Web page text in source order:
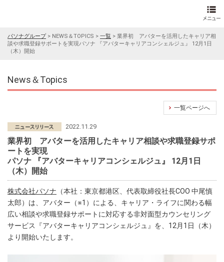
パソナグループ> NEWS＆TOPICS > 一覧 > 業界初 アバターを活用したキャリア相
談や求職登録サポートを実現パソナ 『アバターキャリアコンシェルジュ』 12月1日
（木）開始
News＆Topics
一覧ページへ
2022.11.29
業界初 アバターを活用したキャリア相談や求職登録サポ
ートを実現
パソナ 『アバターキャリアコンシェルジュ』 12月1日
（木）開始
株式会社パソナ （本社：東京都港区、代表取締役社長COO 中尾慎
太郎）は、アバター（※1）による、キャリア・ライフに関わる幅
広い相談や求職登録サポートに対応する非対面型カウンセリング
サービス『アバターキャリアコンシェルジュ』を、12月1日（木）
より開始いたします。